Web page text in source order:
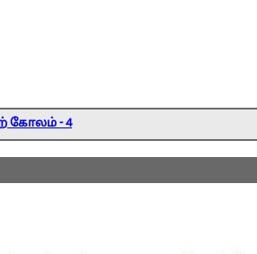
கோலம் - 4